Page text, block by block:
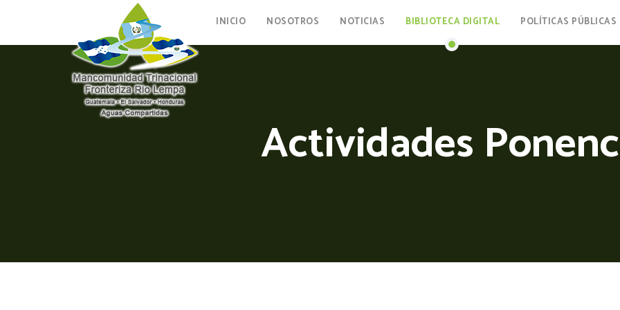
INICIO NOSOTROS NOTICIAS BIBLIOTECA DIGITAL POLÍTICAS PÚBLICAS
Actividades